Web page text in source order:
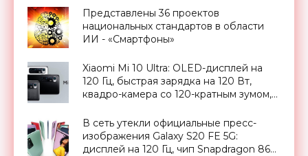
Представлены 36 проектов
национальных стандартов в области
ИИ - «Смартфоны»
Xiaomi Mi 10 Ultra: OLED-дисплей на
120 Гц, быстрая зарядка на 120 Вт,
квадро-камера со 120-кратным зумом,
«Смартфоны»
В сеть утекли официальные пресс-
изображения Galaxy S20 FE 5G:
дисплей на 120 Гц, чип Snapdragon 865